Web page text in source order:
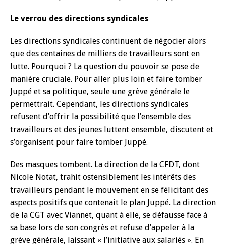
Le verrou des directions syndicales
Les directions syndicales continuent de négocier alors
que des centaines de milliers de travailleurs sont en
lutte. Pourquoi ? La question du pouvoir se pose de
manière cruciale. Pour aller plus loin et faire tomber
Juppé et sa politique, seule une grève générale le
permettrait. Cependant, les directions syndicales
refusent d’offrir la possibilité que l’ensemble des
travailleurs et des jeunes luttent ensemble, discutent et
s’organisent pour faire tomber Juppé.
Des masques tombent. La direction de la CFDT, dont
Nicole Notat, trahit ostensiblement les intérêts des
travailleurs pendant le mouvement en se félicitant des
aspects positifs que contenait le plan Juppé. La direction
de la CGT avec Viannet, quant à elle, se défausse face à
sa base lors de son congrès et refuse d’appeler à la
grève générale, laissant « l’initiative aux salariés ». En